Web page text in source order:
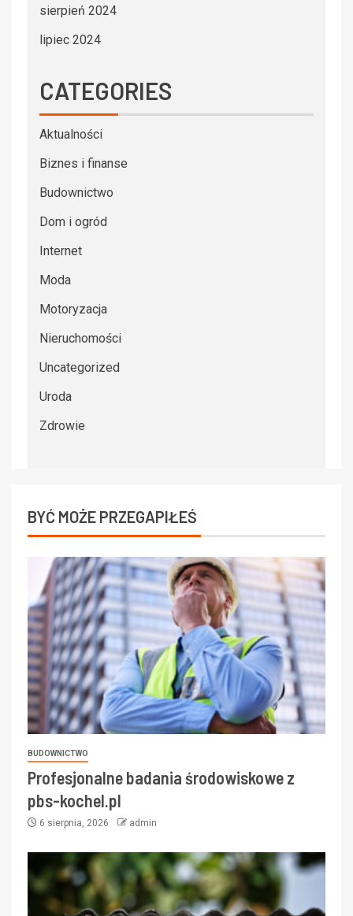
sierpień 2024
lipiec 2024
CATEGORIES
Aktualności
Biznes i finanse
Budownictwo
Dom i ogród
Internet
Moda
Motoryzacja
Nieruchomości
Uncategorized
Uroda
Zdrowie
BYĆ MOŻE PRZEGAPIŁEŚ
BUDOWNICTWO
Profesjonalne badania środowiskowe z
pbs-kochel.pl
6 sierpnia, 2026 admin